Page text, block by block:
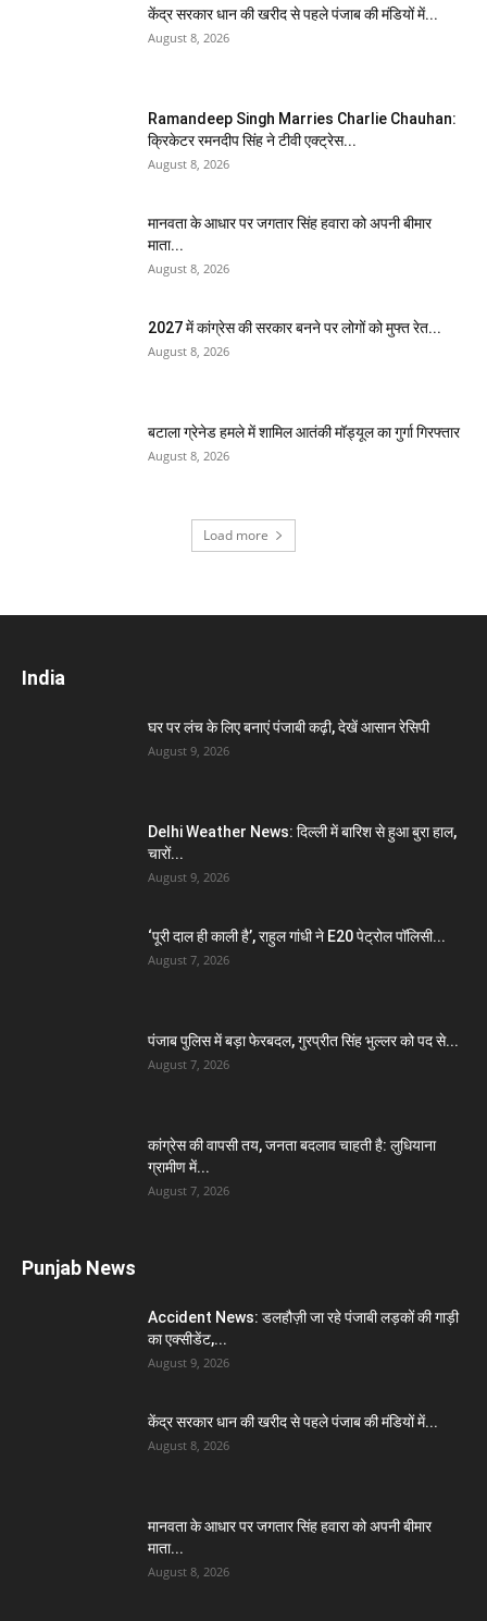
केंद्र सरकार धान की खरीद से पहले पंजाब की मंडियों में...
August 8, 2026
Ramandeep Singh Marries Charlie Chauhan:
क्रिकेटर रमनदीप सिंह ने टीवी एक्ट्रेस...
August 8, 2026
मानवता के आधार पर जगतार सिंह हवारा को अपनी बीमार
माता...
August 8, 2026
2027 में कांग्रेस की सरकार बनने पर लोगों को मुफ्त रेत...
August 8, 2026
बटाला ग्रेनेड हमले में शामिल आतंकी मॉड्यूल का गुर्गा गिरफ्तार
August 8, 2026
Load more
India
घर पर लंच के लिए बनाएं पंजाबी कढ़ी, देखें आसान रेसिपी
August 9, 2026
Delhi Weather News: दिल्ली में बारिश से हुआ बुरा हाल,
चारों...
August 9, 2026
‘पूरी दाल ही काली है’, राहुल गांधी ने E20 पेट्रोल पॉलिसी...
August 7, 2026
पंजाब पुलिस में बड़ा फेरबदल, गुरप्रीत सिंह भुल्लर को पद से...
August 7, 2026
कांग्रेस की वापसी तय, जनता बदलाव चाहती है: लुधियाना
ग्रामीण में...
August 7, 2026
Punjab News
Accident News: डलहौज़ी जा रहे पंजाबी लड़कों की गाड़ी
का एक्सीडेंट,...
August 9, 2026
केंद्र सरकार धान की खरीद से पहले पंजाब की मंडियों में...
August 8, 2026
मानवता के आधार पर जगतार सिंह हवारा को अपनी बीमार
माता...
August 8, 2026